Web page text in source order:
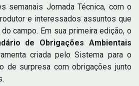
semanais Jornada Técnica, com o
e interessados assuntos que
campo. Em sua primeira edição, o
de Obrigações Ambientais
criada pelo Sistema para o
de surpresa com obrigações junto